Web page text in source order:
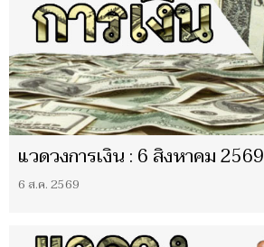
แวดวงการเงิน : 6 สิงหาคม 2569
6 ส.ค. 2569